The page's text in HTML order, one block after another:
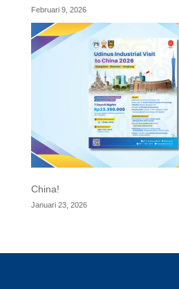
Februari 9, 2026
China!
Januari 23, 2026